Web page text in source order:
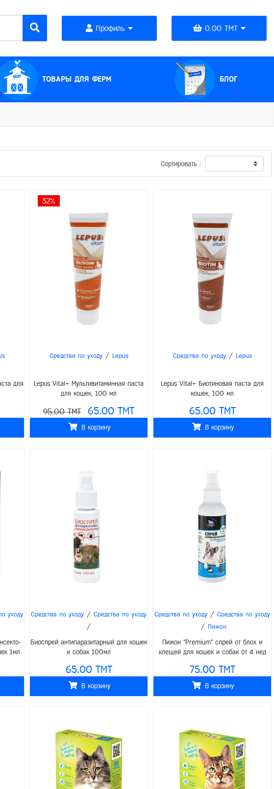
Профиль 0.00 TMT
ТОВАРЫ ДЛЯ ФЕРМ БЛОГ
Сортировать :
для
32%
Средства по уходу/ Lepus
Lepus Vital+ Мультивитаминная паста
для кошек, 100 мл
95.00 TMT 65.00 TMT
В корзину
Средства по уходу/ Lepus
Lepus Vital+ Биотиновая паста для
кошек, 100 мл
65.00 TMT
В корзину
уходу
1мл
Средства по уходу / Средства по уходу
/
Биоспрей антипаразитарный для кошек
и собак 100мл
65.00 TMT
В корзину
Средства по уходу / Средства по уходу
/ Пижон
Пижон "Premium" спрей от блох и
клещей для кошек и собак от 4 нед
75.00 TMT
В корзину